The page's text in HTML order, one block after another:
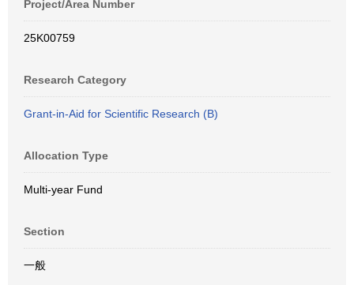
Project/Area Number
25K00759
Research Category
Grant-in-Aid for Scientific Research (B)
Allocation Type
Multi-year Fund
Section
一般